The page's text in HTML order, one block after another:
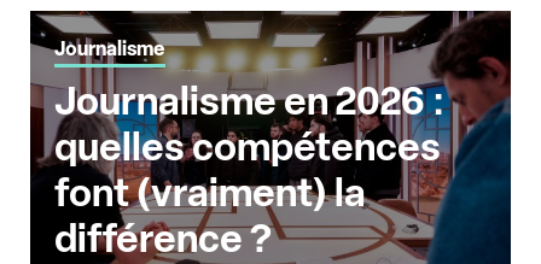
Journalisme
Journalisme en 2026 :
quelles compétences
font (vraiment) la
différence ?